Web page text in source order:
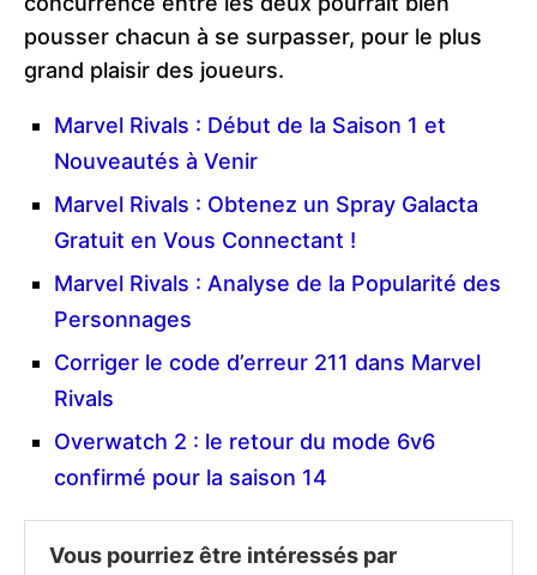
pousser chacun à se surpasser, pour le plus
grand plaisir des joueurs.
Marvel Rivals : Début de la Saison 1 et
Nouveautés à Venir
Marvel Rivals : Obtenez un Spray Galacta
Gratuit en Vous Connectant !
Marvel Rivals : Analyse de la Popularité des
Personnages
Corriger le code d’erreur 211 dans Marvel
Rivals
Overwatch 2 : le retour du mode 6v6
confirmé pour la saison 14
Vous pourriez être intéressés par